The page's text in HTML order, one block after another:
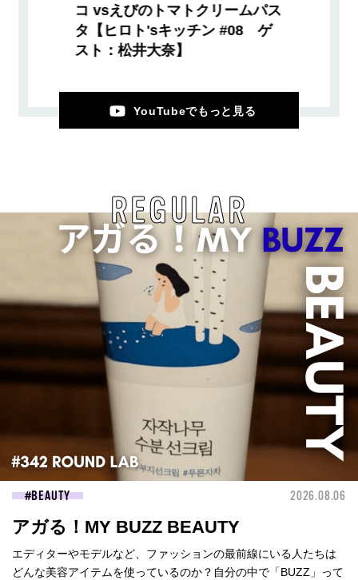
コ vsえびのトマトクリームパス
タ【ヒロト'sキッチン #08 ゲ
スト：松井大奈】
YouTubeでもっと見る
REGULAR
BEAUTY 2026.08.06
アガる！MY BUZZ BEAUTY
エディターやモデルなど、ファッションの最前線にいる人たちは
どんな美容アイテムを使っているのか？自分の中で「BUZZ」って